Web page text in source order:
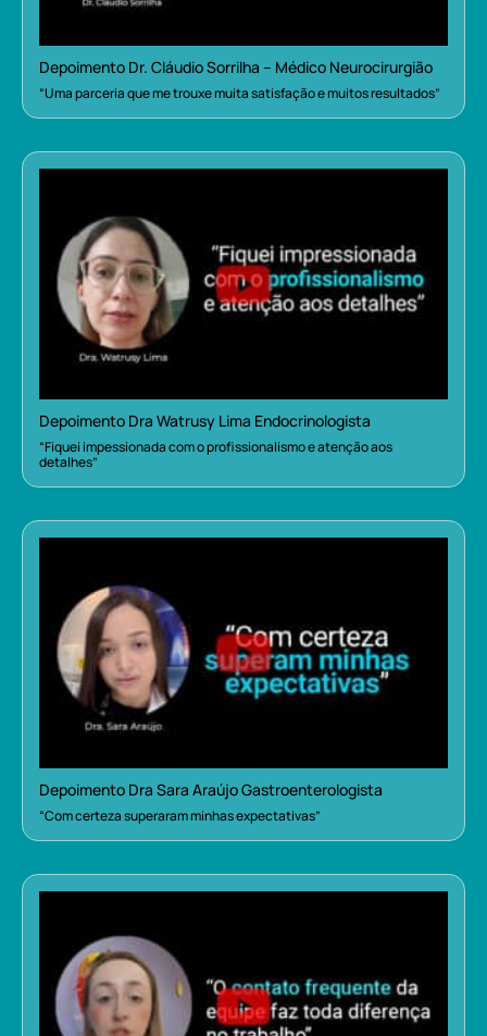
Depoimento Dr. Cláudio Sorrilha – Médico Neurocirurgião
“Uma parceria que me trouxe muita satisfação e muitos resultados”
Depoimento Dra Watrusy Lima Endocrinologista
“Fiquei impessionada com o profissionalismo e atenção aos
detalhes”
Depoimento Dra Sara Araújo Gastroenterologista
“Com certeza superaram minhas expectativas”